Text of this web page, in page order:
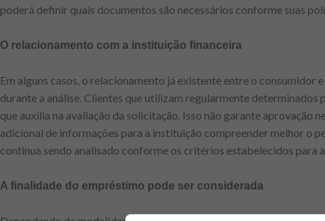
poderá definir quais documentos são necessários conforme suas
O relacionamento com a instituição financeira
Em alguns casos, o relacionamento já existente entre o
durante a análise. Clientes que utilizam regularmente
que auxilia na avaliação da solicitação. Isso não garante aprovação
adicional de informações para a instituição compreender melhor o
continua sendo analisado conforme os critérios estabelecidos para
A finalidade do empréstimo pode ser considerada